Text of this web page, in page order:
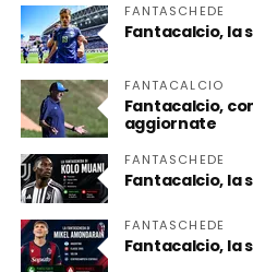
FANTASCHEDE
Fantacalcio, la
FANTACALCIO
Fantacalcio,
aggiornate
FANTASCHEDE
Fantacalcio, la
FANTASCHEDE
Fantacalcio, la